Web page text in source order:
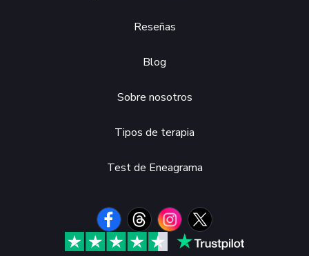
Reseñas
Blog
Sobre nosotros
Tipos de terapia
Test de Eneagrama